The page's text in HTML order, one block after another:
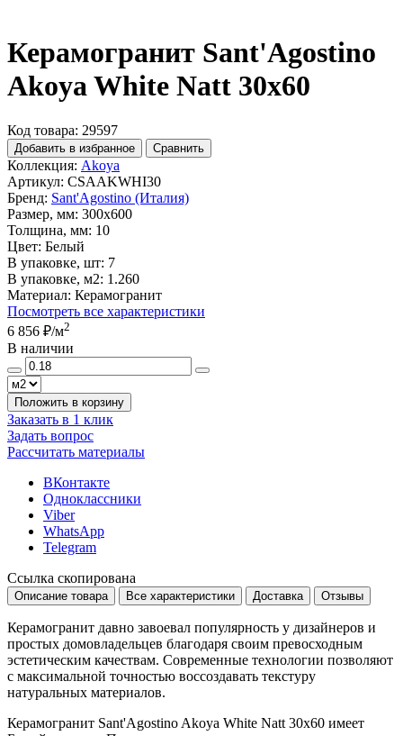
Керамогранит Sant'Agostino
Akoya White Natt 30x60
Код товара: 29597
Добавить в избранное Сравнить
Коллекция: Akoya
Артикул: CSAAKWHI30
Бренд: Sant'Agostino (Италия)
Размер, мм: 300x600
Толщина, мм: 10
Цвет: Белый
В упаковке, шт: 7
В упаковке, м2: 1.260
Материал: Керамогранит
Посмотреть все характеристики
6 856 ₽/м2
В наличии
Положить в корзину
Заказать в 1 клик
Задать вопрос
Рассчитать материалы
ВКонтакте
Одноклассники
Viber
WhatsApp
Telegram
Ссылка скопирована
Описание товара Все характеристики Доставка Отзывы
Керамогранит давно завоевал популярность у дизайнеров и
простых домовладельцев благодаря своим превосходным
эстетическим качествам. Современные технологии позволяют
с максимальной точностью воссоздавать текстуру
натуральных материалов.
Керамогранит Sant'Agostino Akoya White Natt 30x60 имеет